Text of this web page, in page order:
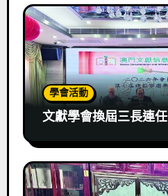
學會活動
文獻學會換屆三長連任